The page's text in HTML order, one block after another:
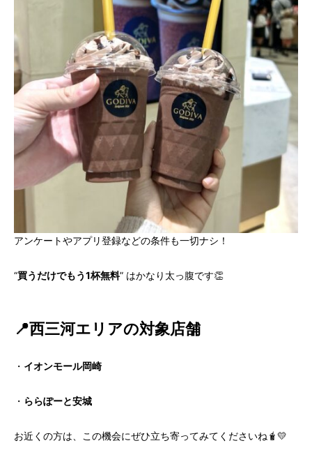
アンケートやアプリ登録などの条件も一切ナシ！
“買うだけでもう1杯無料” はかなり太っ腹です👏
📍西三河エリアの対象店舗
・ イオンモール岡崎
・ ららぽーと安城
お近くの方は、この機会にぜひ立ち寄ってみてくださいね🧋💛